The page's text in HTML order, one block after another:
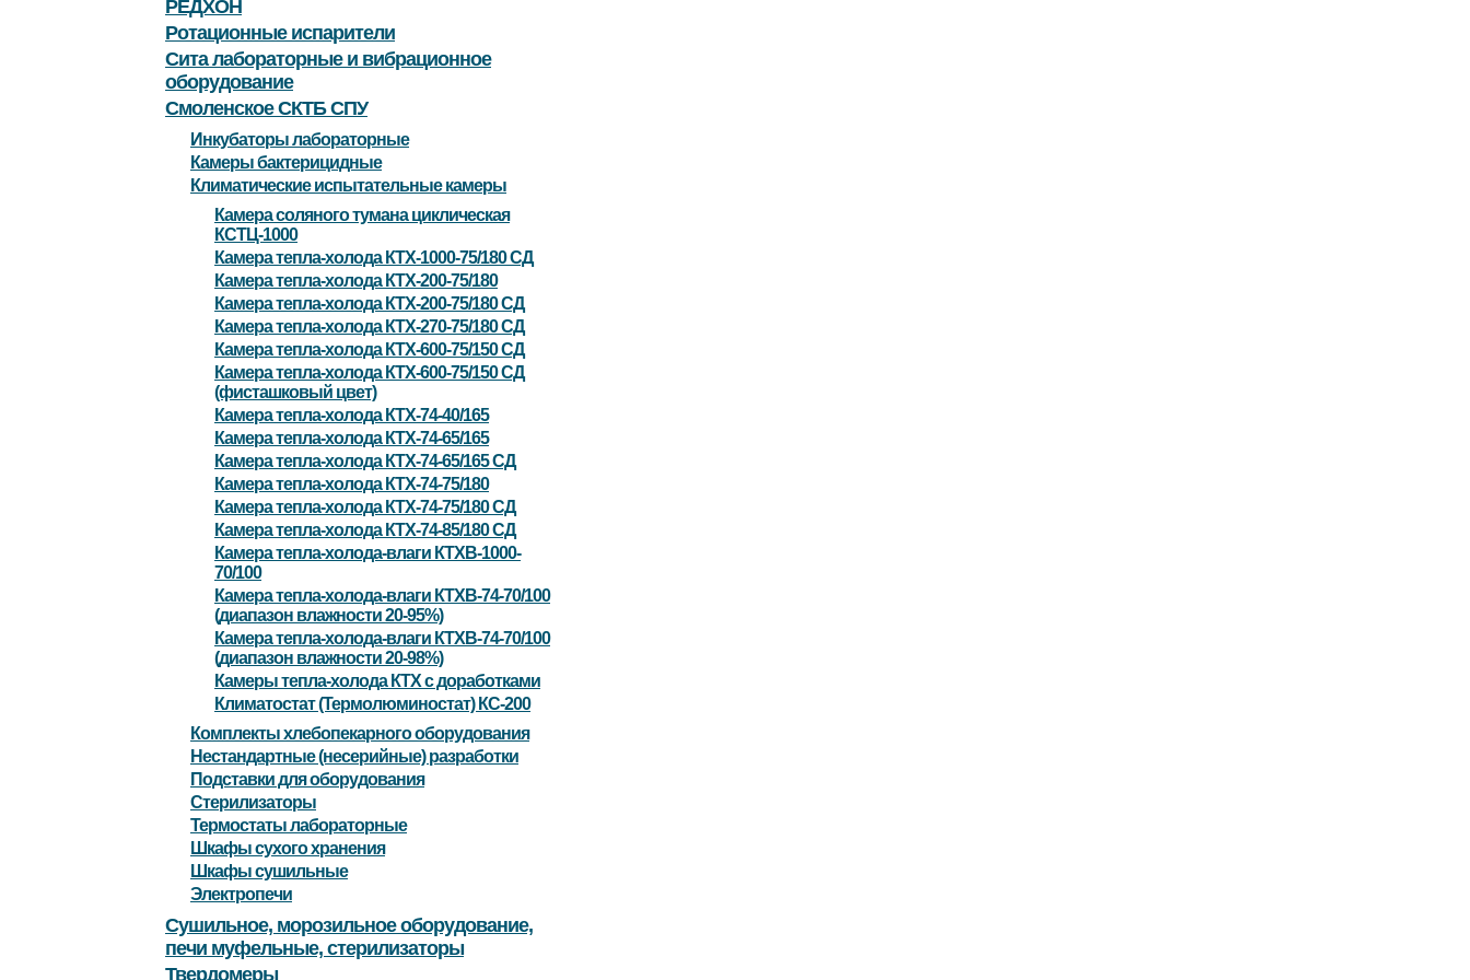
РЕДХОН
Ротационные испарители
Сита лабораторные и вибрационное
оборудование
Смоленское СКТБ СПУ
Инкубаторы лабораторные
Камеры бактерицидные
Климатические испытательные камеры
Камера соляного тумана циклическая
КСТЦ-1000
Камера тепла-холода КТХ-1000-75/180 СД
Камера тепла-холода КТХ-200-75/180
Камера тепла-холода КТХ-200-75/180 СД
Камера тепла-холода КТХ-270-75/180 СД
Камера тепла-холода КТХ-600-75/150 СД
Камера тепла-холода КТХ-600-75/150 СД
(фисташковый цвет)
Камера тепла-холода КТХ-74-40/165
Камера тепла-холода КТХ-74-65/165
Камера тепла-холода КТХ-74-65/165 СД
Камера тепла-холода КТХ-74-75/180
Камера тепла-холода КТХ-74-75/180 СД
Камера тепла-холода КТХ-74-85/180 СД
Камера тепла-холода-влаги КТХВ-1000-
70/100
Камера тепла-холода-влаги КТХВ-74-70/100
(диапазон влажности 20-95%)
Камера тепла-холода-влаги КТХВ-74-70/100
(диапазон влажности 20-98%)
Камеры тепла-холода КТХ с доработками
Климатостат (Термолюминостат) КС-200
Комплекты хлебопекарного оборудования
Нестандартные (несерийные) разработки
Подставки для оборудования
Стерилизаторы
Термостаты лабораторные
Шкафы сухого хранения
Шкафы сушильные
Электропечи
Сушильное, морозильное оборудование,
печи муфельные, стерилизаторы
Твердомеры